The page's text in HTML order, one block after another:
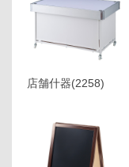
店舗什器(2258)